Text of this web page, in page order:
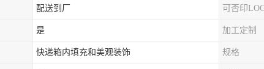
配送到厂 可否印
是 加工定制
快递箱内填充和美观装饰 规格